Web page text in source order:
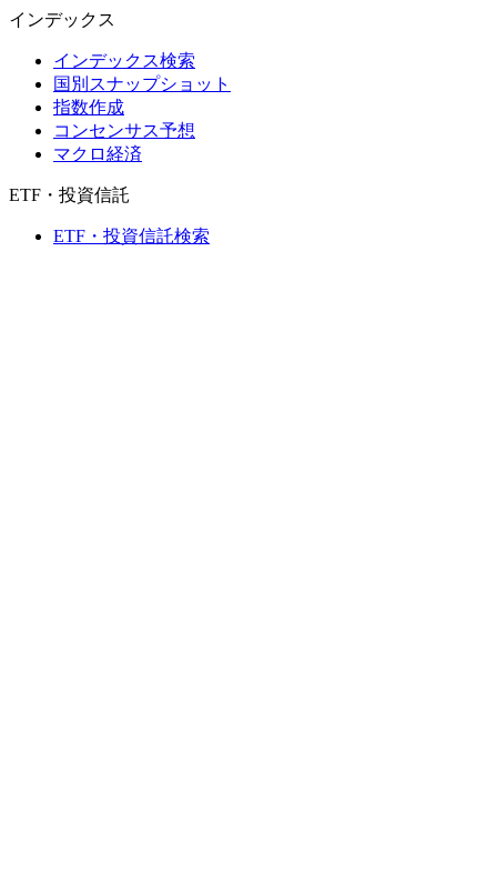
インデックス
インデックス検索
国別スナップショット
指数作成
コンセンサス予想
マクロ経済
ETF・投資信託
ETF・投資信託検索